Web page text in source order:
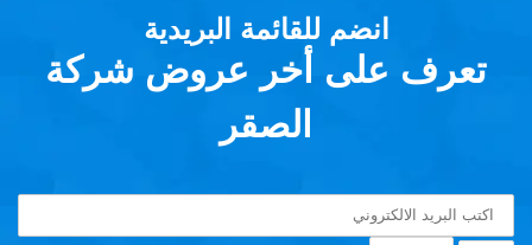
انضم للقائمة البريدية
تعرف على أخر عروض شركة
الصقر